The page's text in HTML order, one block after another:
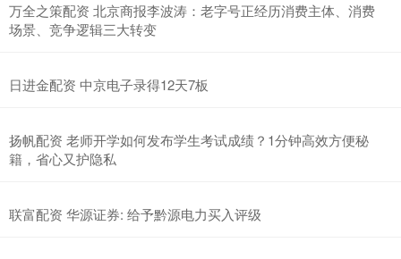
万全之策配资 北京商报李波涛：老字号正经历消费主体、消费
场景、竞争逻辑三大转变
日进金配资 中京电子录得12天7板
扬帆配资 老师开学如何发布学生考试成绩？1分钟高效方便秘
籍，省心又护隐私
联富配资 华源证券: 给予黔源电力买入评级